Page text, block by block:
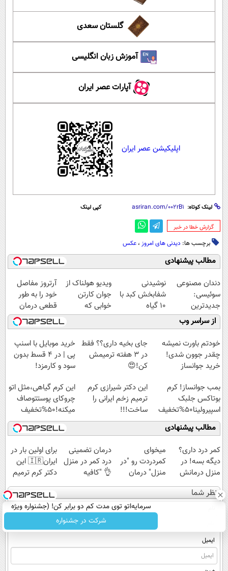
گلستان سعدی
آموزش زبان انگلیسی
آپارات عصر ایران
اپلیکیشن عصر ایران
لینک کوتاه: کپی لینک
‌گزارش خطا در خبر
برچسب ها: دیدنی های امروز ، عکس
مطالب پیشنهادی
دندان مصنوعی
سوئیسی:
جدیدترین
فناوری اروپا،
سبک و مقاوم |
پرداخت قسطی
نوشیدنی
شفابخش کبد با
10 گیاه
موثر(تخفیف تا
امشب)
ویدیو هولناک از
جوان کارتن
خوابی که
میلیاردر شد.
آموزش رایگان
آرتروز مفاصل
خود را به طور
قطعی درمان
کنید!
◗پرسش‌نامه◖
از سراسر وب
خودتم باورت نمیشه
چقدر جوون شدی!
خرید جوانساز
ویژه
جای بخیه داری؟؟ فقط
در 3 هفته ترمیمش
کن!😍
خرید موبایل با اسنپ
پی | در ۴ قسط بدون
سود و کارمزد!
بمب جوانساز! کرم
بوتاکس جلبک
اسپیرولینا50%تخفیف
این دکتر شیرازی کرم
ترمیم زخم ایرانی را
ساخت!!!
این کرم گیاهی،مثل اتو
چروکای پوستتوصاف
میکنه!50%تخفیف
مطالب پیشنهادی
کمر درد داری؟
دیگه بسه! در
منزل درمانش
کن
(◀پرسش‌نامه)
میخوای
کمردردت رو "در
منزل" درمان
کنی؟ (◂فیلم +
◂پرسش‌نامه)
درمان تضمینی
درد کمر در منزل
👌 "کافیه
پرسش‌نامه رو پر
کنی"
برای اولین بار در
ایران🇮🇷 این
دکتر کرم ترمیم
کننده 23 روزه
ساخت!
نظر شما
ایمیل
سرمایه‌اتو توی مدت کم دو برابر کن! (جشنواره ویژه
زاگرس)🔥
شرکت در جشنواره